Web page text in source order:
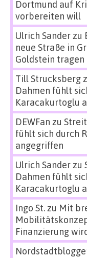
Dortmund auf
vorbereiten will
Ulrich Sanderzu
neue Straße in
Goldstein tragen
Till Strucksberg
Dahmen fühlt
Karacakurtoglu
DEWFan zu
fühlt sich durch
angegriffen
Ulrich Sanderzu
Dahmen fühlt
Karacakurtoglu
Ingo St.zu Mit
Finanzierung